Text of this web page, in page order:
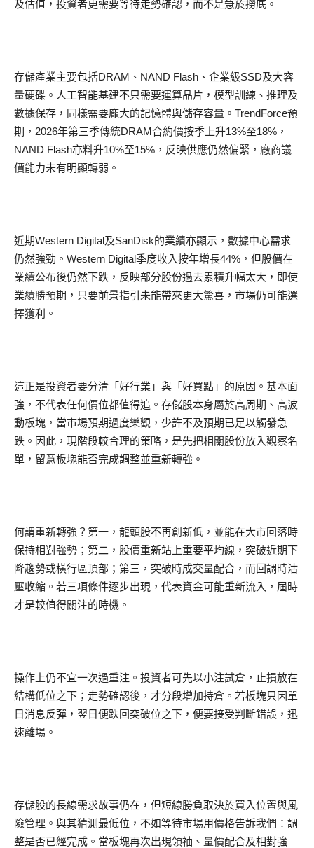
及估值，投資者更需要等待走勢確認，而不是急於撈底。
存儲產業主要包括DRAM、NAND Flash、企業級SSD及大容
量硬碟。人工智能基建不只需要運算晶片，模型訓練、推理及
數據保存，同樣需要龐大的記憶體與儲存容量。TrendForce預
期，2026年第三季傳統DRAM合約價按季上升13%至18%，
NAND Flash亦料升10%至15%，反映供應仍然偏緊，廠商議
價能力未有明顯轉弱。
近期Western Digital及SanDisk的業績亦顯示，數據中心需求
仍然強勁。Western Digital季度收入按年增長44%，但股價在
業績公布後仍然下跌，反映部分股份過去累積升幅太大，即使
業績勝預期，只要前景指引未能帶來更大驚喜，市場仍可能選
擇獲利。
這正是投資者要分清「好行業」與「好買點」的原因。基本面
強，不代表任何價位都值得追。存儲股本身屬於高周期、高波
動板塊，當市場預期過度樂觀，少許不及預期已足以觸發急
跌。因此，現階段較合理的策略，是先把相關股份放入觀察名
單，留意板塊能否完成調整並重新轉強。
何謂重新轉強？第一，龍頭股不再創新低，並能在大市回落時
保持相對強勢；第二，股價重新站上重要平均線，突破近期下
降趨勢或橫行區頂部；第三，突破時成交量配合，而回調時沽
壓收縮。若三項條件逐步出現，代表資金可能重新流入，屆時
才是較值得關注的時機。
操作上仍不宜一次過重注。投資者可先以小注試倉，止損放在
結構低位之下；走勢確認後，才分段增加持倉。若板塊只因單
日消息反彈，翌日便跌回突破位之下，便要接受判斷錯誤，迅
速離場。
存儲股的長線需求故事仍在，但短線勝負取決於買入位置與風
險管理。與其猜測最低位，不如等待市場用價格告訴我們：調
整是否已經完成。當板塊再次出現領袖、量價配合及相對強